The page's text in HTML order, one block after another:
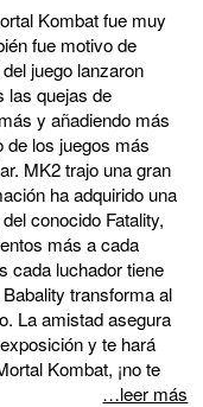
Kombat fue muy
fue motivo de
juego lanzaron
las quejas de
y añadiendo más
de los juegos más
MK2 trajo una gran
ha adquirido una
conocido Fatality,
más a cada
cada luchador tiene
transforma al
La amistad asegura
y te hará
Kombat, ¡no te
…leer más